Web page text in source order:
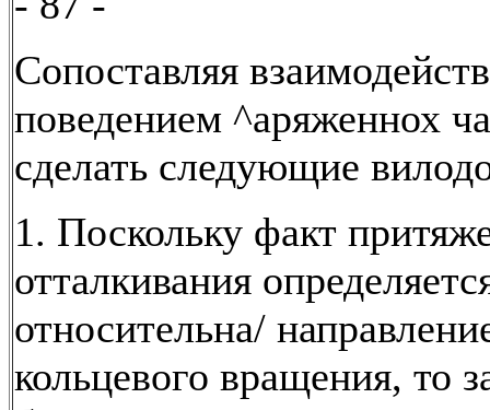
Сопоставляя
поведением ^аряженнох
сделать следующие
1. Поскольку факт
отталкивания
относительна/
кольцевого вращения, то